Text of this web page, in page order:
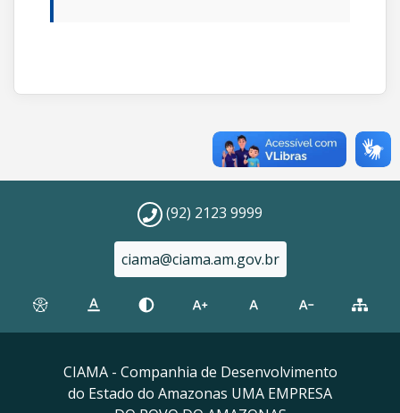
(92) 2123 9999
ciama@ciama.am.gov.br
CIAMA - Companhia de Desenvolvimento
do Estado do Amazonas UMA EMPRESA